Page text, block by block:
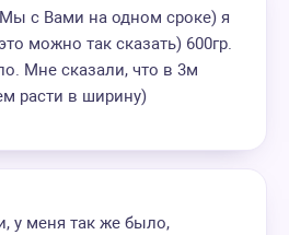
с Вами на одном сроке) я
можно так сказать) 600гр.
Мне сказали, что в 3м
расти в ширину)
у меня так же было,